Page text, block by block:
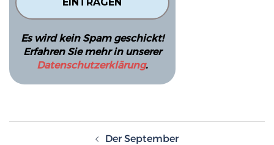
Es wird kein Spam geschickt!
Erfahren Sie mehr in unserer
Datenschutzerklärung.
Der September